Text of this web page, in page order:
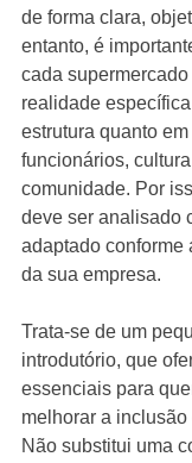
de forma clara,
entanto, é
cada
realidade
estrutura quanto
funcionários,
comunidade. Por
deve ser analisado
adaptado conforme
da sua empresa.
Trata-se de um
introdutório, que
essenciais para
melhorar a
Não substitui uma